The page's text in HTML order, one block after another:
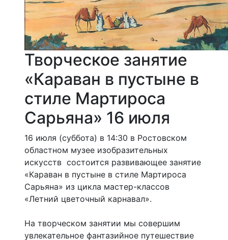
Творческое занятие
«Караван в пустыне в
стиле Мартироса
Сарьяна» 16 июля
16 июля (суббота) в 14:30 в Ростовском
областном музее изобразительных
искусств состоится развивающее занятие
«Караван в пустыне в стиле Мартироса
Сарьяна» из цикла мастер-классов
«Летний цветочный карнавал».
На творческом занятии мы совершим
увлекательное фантазийное путешествие